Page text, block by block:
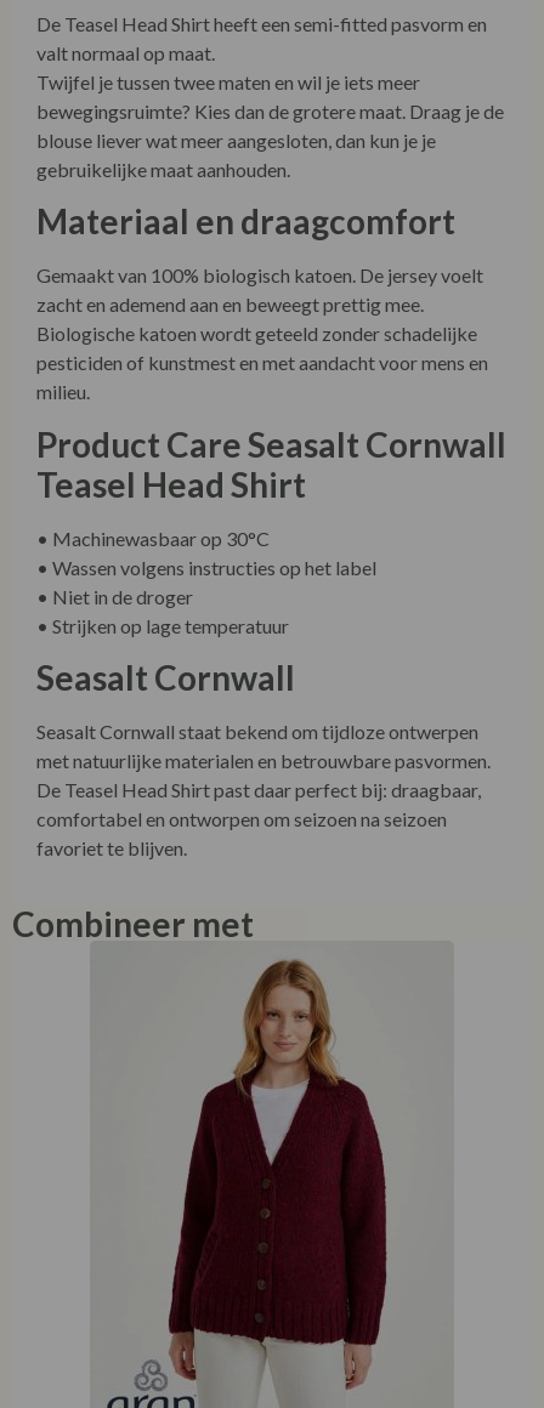
De Teasel Head Shirt heeft een semi-fitted pasvorm en
valt normaal op maat.
Twijfel je tussen twee maten en wil je iets meer
bewegingsruimte? Kies dan de grotere maat. Draag je de
blouse liever wat meer aangesloten, dan kun je je
gebruikelijke maat aanhouden.
Materiaal en draagcomfort
Gemaakt van 100% biologisch katoen. De jersey voelt
zacht en ademend aan en beweegt prettig mee.
Biologische katoen wordt geteeld zonder schadelijke
pesticiden of kunstmest en met aandacht voor mens en
milieu.
Product Care Seasalt Cornwall
Teasel Head Shirt
• Machinewasbaar op 30°C
• Wassen volgens instructies op het label
• Niet in de droger
• Strijken op lage temperatuur
Seasalt Cornwall
Seasalt Cornwall staat bekend om tijdloze ontwerpen
met natuurlijke materialen en betrouwbare pasvormen.
De Teasel Head Shirt past daar perfect bij: draagbaar,
comfortabel en ontworpen om seizoen na seizoen
favoriet te blijven.
Combineer met